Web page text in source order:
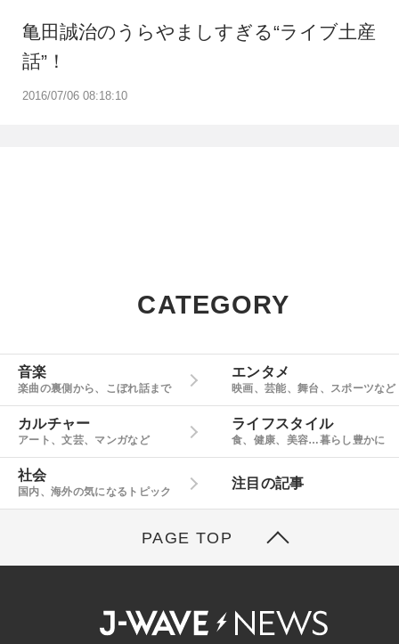
2016/07/06 08:18:10
亀田誠治のうらやましすぎる“ライブ土産
話”！
CATEGORY
音楽
楽曲の裏側から、こぼれ話まで
エンタメ
映画、芸能、舞台、スポーツなど
カルチャー
アート、文芸、マンガなど
ライフスタイル
食、健康、美容…暮らし豊かに
社会
国内、海外の気になるトピック
注目の記事
PAGE TOP